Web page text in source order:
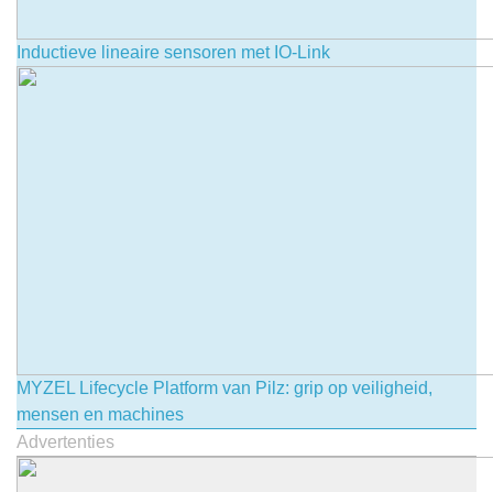
Inductieve lineaire sensoren met IO-Link
MYZEL Lifecycle Platform van Pilz: grip op veiligheid,
mensen en machines
Advertenties